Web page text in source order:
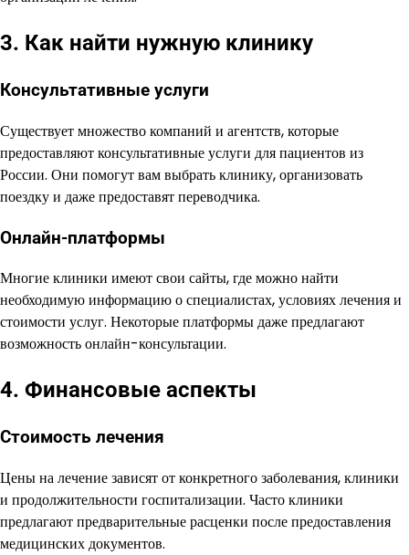
3. Как найти нужную клинику
Консультативные услуги
Существует множество компаний и агентств, которые
предоставляют консультативные услуги для пациентов из
России. Они помогут вам выбрать клинику, организовать
поездку и даже предоставят переводчика.
Онлайн-платформы
Многие клиники имеют свои сайты, где можно найти
необходимую информацию о специалистах, условиях лечения и
стоимости услуг. Некоторые платформы даже предлагают
возможность онлайн-консультации.
4. Финансовые аспекты
Стоимость лечения
Цены на лечение зависят от конкретного заболевания, клиники
и продолжительности госпитализации. Часто клиники
предлагают предварительные расценки после предоставления
медицинских документов.